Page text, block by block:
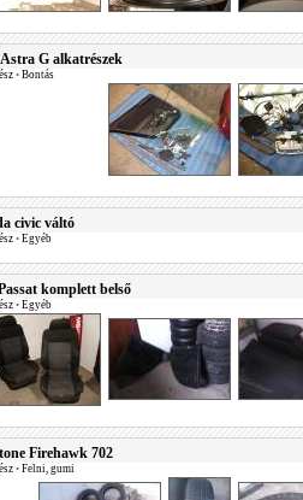
G alkatrészek
• Bontás
civic váltó
• Egyéb
komplett belső
• Egyéb
Firehawk 702
• Felni, gumi